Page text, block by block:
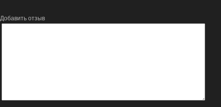
Добавить отзыв